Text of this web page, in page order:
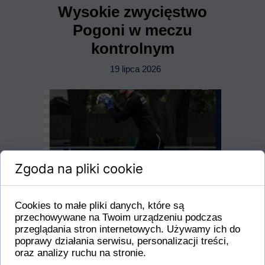
Wysokie zwycięstwo
Pogoni w meczu
kontrolnym
19 lipca 2026
Zgoda na pliki cookie
Cookies to małe pliki danych, które są
przechowywane na Twoim urządzeniu podczas
przeglądania stron internetowych. Używamy ich do
poprawy działania serwisu, personalizacji treści,
oraz analizy ruchu na stronie.